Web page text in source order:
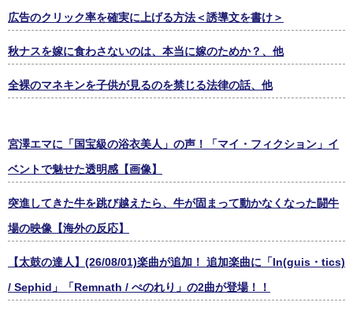
広告のクリック率を確実に上げる方法＜誘導文を書け＞
秋ナスを嫁に食わさないのは、本当に嫁のためか？、他
全裸のマネキンを子供が見るのを禁じる法律の話、他
宮澤エマに「国宝級の浴衣美人」の声！「マイ・フィクション」イ
ベントで魅せた透明感【画像】
突進してきた牛を跳び越えたら、牛が固まって動かなくなった闘牛
場の映像【海外の反応】
【太鼓の達人】(26/08/01)楽曲が追加！ 追加楽曲に「ln(guis・tics)
/ Sephid」「Remnath / ぺのれり」の2曲が登場！！